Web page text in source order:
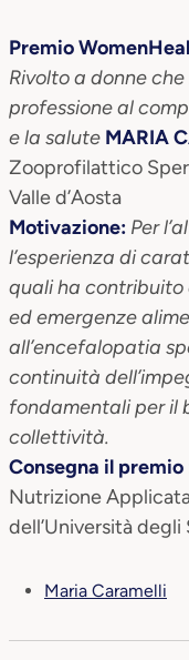
Premio
Rivolto a donne
professione al
e la salute MARIA
Zooprofilattico
Valle d’Aosta
Motivazione: Per
l’esperienza di
quali ha contribuito
ed emergenze
all’encefalopatia
continuità
fondamentali per il
collettività.
Consegna il premio
Nutrizione
dell’Università
Maria Caramelli